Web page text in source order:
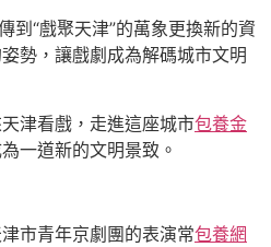
到“戲聚天津”的萬象更換新的資
勢，讓戲劇成為解碼城市文明
津看戲，走進這座城市包養金
一道新的文明景致。
市青年京劇團的表演常包養網